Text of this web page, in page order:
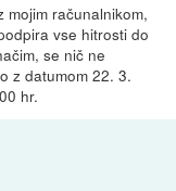
mojim računalnikom,
vse hitrosti do
se nič ne
z datumom 22. 3.
hr.